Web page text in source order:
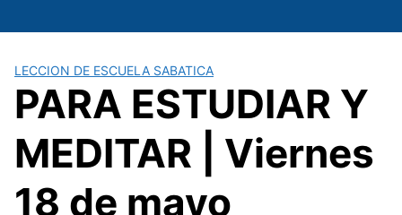
al
LECCION DE ESCUELA SABATICA
PARA ESTUDIAR Y
MEDITAR | Viernes
18 de mayo